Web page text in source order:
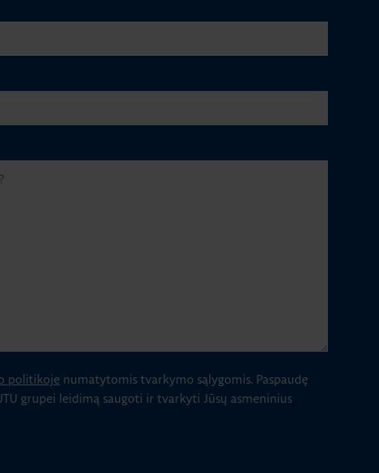
politikoje numatytomis tvarkymo sąlygomis. Paspaudę
grupei leidimą saugoti ir tvarkyti Jūsų asmeninius